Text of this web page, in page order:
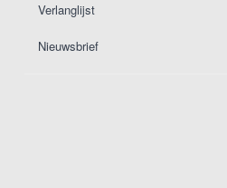
Verlanglijst
Nieuwsbrief